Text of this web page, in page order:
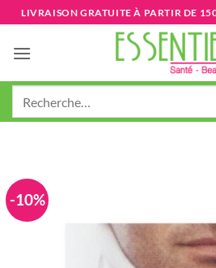
Passer
au
contenu
LIVRAISON GRATUITE À PARTIR DE
-10%